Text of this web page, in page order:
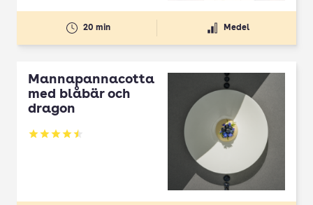
20 min Medel
Mannapannacotta
med blåbär och
dragon
Betyg: 4.5 av 5